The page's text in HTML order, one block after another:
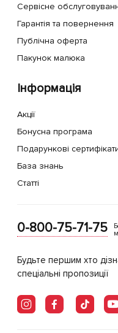
Сервісне
Гарантія та повернення
Публічна оферта
Пакунок малюка
Інформація
Акції
Бонусна програма
Подарункові
База знань
Статті
0-800-75-71-75
Будьте першим хто
спеціальні пропозиції